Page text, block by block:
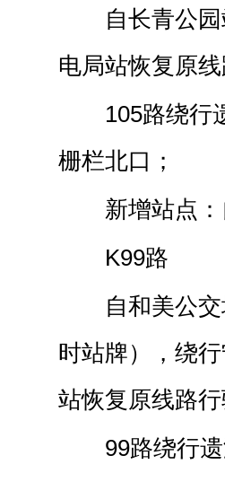
自长青公
电局站恢复原线
105路绕行
栅栏北口；
新增站点
K99路
自和美公
时站牌），绕
站恢复原线路行
99路绕行